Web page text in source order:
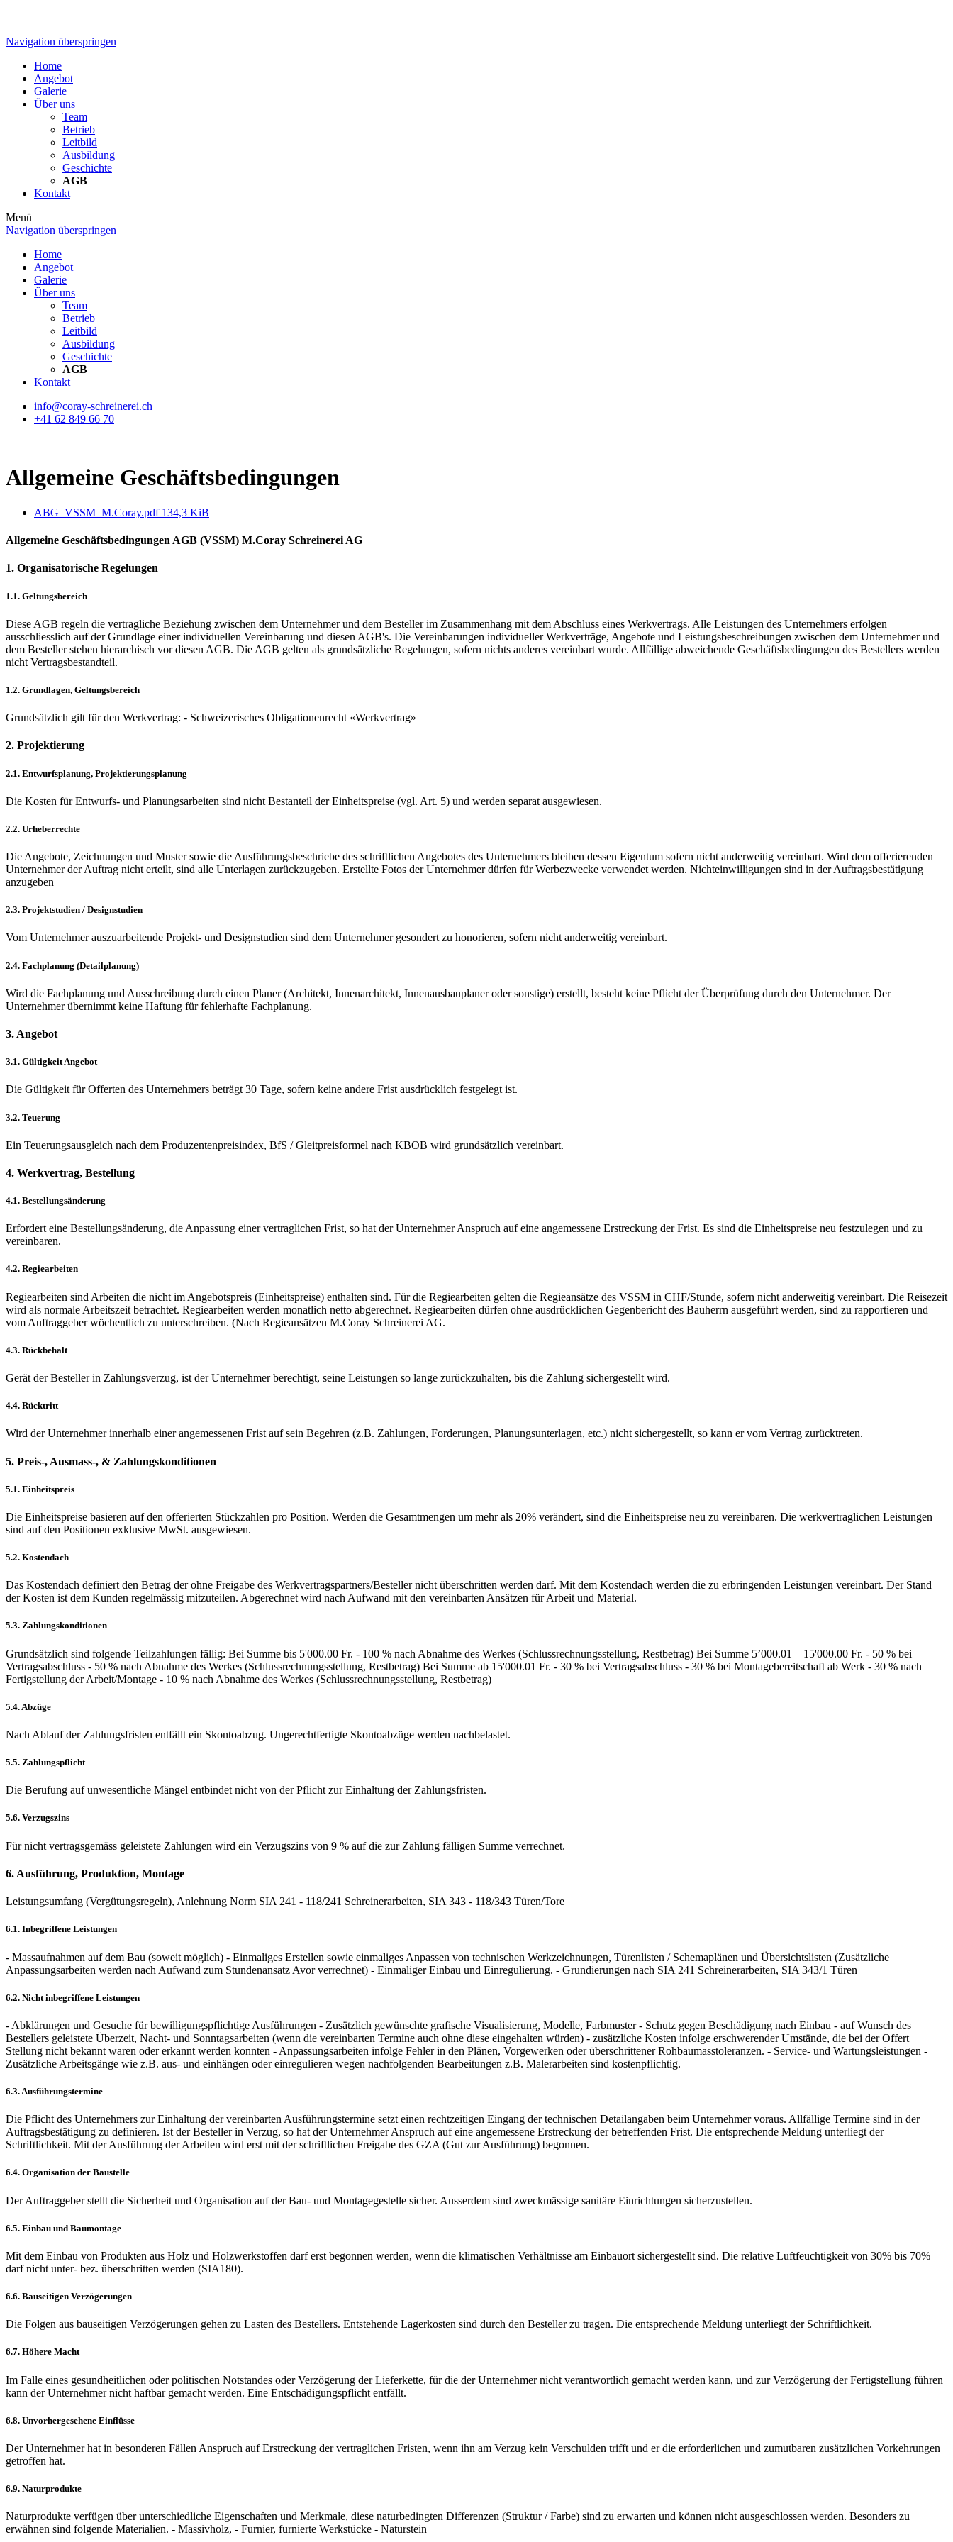
Navigation überspringen
Home
Angebot
Galerie
Über uns
Team
Betrieb
Leitbild
Ausbildung
Geschichte
AGB
Kontakt
Menü
Navigation überspringen
Home
Angebot
Galerie
Über uns
Team
Betrieb
Leitbild
Ausbildung
Geschichte
AGB
Kontakt
info@coray-schreinerei.ch
+41 62 849 66 70
Allgemeine Geschäftsbedingungen
ABG_VSSM_M.Coray.pdf 134,3 KiB
Allgemeine Geschäftsbedingungen AGB (VSSM) M.Coray Schreinerei AG
1. Organisatorische Regelungen
1.1. Geltungsbereich
Diese AGB regeln die vertragliche Beziehung zwischen dem Unternehmer und dem Besteller im Zusammenhang mit dem Abschluss eines Werkvertrags. Alle Leistungen des Unternehmers erfolgen
ausschliesslich auf der Grundlage einer individuellen Vereinbarung und diesen AGB's. Die Vereinbarungen individueller Werkverträge, Angebote und Leistungsbeschreibungen zwischen dem Unternehmer und
dem Besteller stehen hierarchisch vor diesen AGB. Die AGB gelten als grundsätzliche Regelungen, sofern nichts anderes vereinbart wurde. Allfällige abweichende Geschäftsbedingungen des Bestellers werden
nicht Vertragsbestandteil.
1.2. Grundlagen, Geltungsbereich
Grundsätzlich gilt für den Werkvertrag: - Schweizerisches Obligationenrecht «Werkvertrag»
2. Projektierung
2.1. Entwurfsplanung, Projektierungsplanung
Die Kosten für Entwurfs- und Planungsarbeiten sind nicht Bestanteil der Einheitspreise (vgl. Art. 5) und werden separat ausgewiesen.
2.2. Urheberrechte
Die Angebote, Zeichnungen und Muster sowie die Ausführungsbeschriebe des schriftlichen Angebotes des Unternehmers bleiben dessen Eigentum sofern nicht anderweitig vereinbart. Wird dem offerierenden
Unternehmer der Auftrag nicht erteilt, sind alle Unterlagen zurückzugeben. Erstellte Fotos der Unternehmer dürfen für Werbezwecke verwendet werden. Nichteinwilligungen sind in der Auftragsbestätigung
anzugeben
2.3. Projektstudien / Designstudien
Vom Unternehmer auszuarbeitende Projekt- und Designstudien sind dem Unternehmer gesondert zu honorieren, sofern nicht anderweitig vereinbart.
2.4. Fachplanung (Detailplanung)
Wird die Fachplanung und Ausschreibung durch einen Planer (Architekt, Innenarchitekt, Innenausbauplaner oder sonstige) erstellt, besteht keine Pflicht der Überprüfung durch den Unternehmer. Der
Unternehmer übernimmt keine Haftung für fehlerhafte Fachplanung.
3. Angebot
3.1. Gültigkeit Angebot
Die Gültigkeit für Offerten des Unternehmers beträgt 30 Tage, sofern keine andere Frist ausdrücklich festgelegt ist.
3.2. Teuerung
Ein Teuerungsausgleich nach dem Produzentenpreisindex, BfS / Gleitpreisformel nach KBOB wird grundsätzlich vereinbart.
4. Werkvertrag, Bestellung
4.1. Bestellungsänderung
Erfordert eine Bestellungsänderung, die Anpassung einer vertraglichen Frist, so hat der Unternehmer Anspruch auf eine angemessene Erstreckung der Frist. Es sind die Einheitspreise neu festzulegen und zu
vereinbaren.
4.2. Regiearbeiten
Regiearbeiten sind Arbeiten die nicht im Angebotspreis (Einheitspreise) enthalten sind. Für die Regiearbeiten gelten die Regieansätze des VSSM in CHF/Stunde, sofern nicht anderweitig vereinbart. Die Reisezeit
wird als normale Arbeitszeit betrachtet. Regiearbeiten werden monatlich netto abgerechnet. Regiearbeiten dürfen ohne ausdrücklichen Gegenbericht des Bauherrn ausgeführt werden, sind zu rapportieren und
vom Auftraggeber wöchentlich zu unterschreiben. (Nach Regieansätzen M.Coray Schreinerei AG.
4.3. Rückbehalt
Gerät der Besteller in Zahlungsverzug, ist der Unternehmer berechtigt, seine Leistungen so lange zurückzuhalten, bis die Zahlung sichergestellt wird.
4.4. Rücktritt
Wird der Unternehmer innerhalb einer angemessenen Frist auf sein Begehren (z.B. Zahlungen, Forderungen, Planungsunterlagen, etc.) nicht sichergestellt, so kann er vom Vertrag zurücktreten.
5. Preis-, Ausmass-, & Zahlungskonditionen
5.1. Einheitspreis
Die Einheitspreise basieren auf den offerierten Stückzahlen pro Position. Werden die Gesamtmengen um mehr als 20% verändert, sind die Einheitspreise neu zu vereinbaren. Die werkvertraglichen Leistungen
sind auf den Positionen exklusive MwSt. ausgewiesen.
5.2. Kostendach
Das Kostendach definiert den Betrag der ohne Freigabe des Werkvertragspartners/Besteller nicht überschritten werden darf. Mit dem Kostendach werden die zu erbringenden Leistungen vereinbart. Der Stand
der Kosten ist dem Kunden regelmässig mitzuteilen. Abgerechnet wird nach Aufwand mit den vereinbarten Ansätzen für Arbeit und Material.
5.3. Zahlungskonditionen
Grundsätzlich sind folgende Teilzahlungen fällig: Bei Summe bis 5'000.00 Fr. - 100 % nach Abnahme des Werkes (Schlussrechnungsstellung, Restbetrag) Bei Summe 5’000.01 – 15'000.00 Fr. - 50 % bei
Vertragsabschluss - 50 % nach Abnahme des Werkes (Schlussrechnungsstellung, Restbetrag) Bei Summe ab 15'000.01 Fr. - 30 % bei Vertragsabschluss - 30 % bei Montagebereitschaft ab Werk - 30 % nach
Fertigstellung der Arbeit/Montage - 10 % nach Abnahme des Werkes (Schlussrechnungsstellung, Restbetrag)
5.4. Abzüge
Nach Ablauf der Zahlungsfristen entfällt ein Skontoabzug. Ungerechtfertigte Skontoabzüge werden nachbelastet.
5.5. Zahlungspflicht
Die Berufung auf unwesentliche Mängel entbindet nicht von der Pflicht zur Einhaltung der Zahlungsfristen.
5.6. Verzugszins
Für nicht vertragsgemäss geleistete Zahlungen wird ein Verzugszins von 9 % auf die zur Zahlung fälligen Summe verrechnet.
6. Ausführung, Produktion, Montage
Leistungsumfang (Vergütungsregeln), Anlehnung Norm SIA 241 - 118/241 Schreinerarbeiten, SIA 343 - 118/343 Türen/Tore
6.1. Inbegriffene Leistungen
- Massaufnahmen auf dem Bau (soweit möglich) - Einmaliges Erstellen sowie einmaliges Anpassen von technischen Werkzeichnungen, Türenlisten / Schemaplänen und Übersichtslisten (Zusätzliche
Anpassungsarbeiten werden nach Aufwand zum Stundenansatz Avor verrechnet) - Einmaliger Einbau und Einregulierung. - Grundierungen nach SIA 241 Schreinerarbeiten, SIA 343/1 Türen
6.2. Nicht inbegriffene Leistungen
- Abklärungen und Gesuche für bewilligungspflichtige Ausführungen - Zusätzlich gewünschte grafische Visualisierung, Modelle, Farbmuster - Schutz gegen Beschädigung nach Einbau - auf Wunsch des
Bestellers geleistete Überzeit, Nacht- und Sonntagsarbeiten (wenn die vereinbarten Termine auch ohne diese eingehalten würden) - zusätzliche Kosten infolge erschwerender Umstände, die bei der Offert
Stellung nicht bekannt waren oder erkannt werden konnten - Anpassungsarbeiten infolge Fehler in den Plänen, Vorgewerken oder überschrittener Rohbaumasstoleranzen. - Service- und Wartungsleistungen -
Zusätzliche Arbeitsgänge wie z.B. aus- und einhängen oder einregulieren wegen nachfolgenden Bearbeitungen z.B. Malerarbeiten sind kostenpflichtig.
6.3. Ausführungstermine
Die Pflicht des Unternehmers zur Einhaltung der vereinbarten Ausführungstermine setzt einen rechtzeitigen Eingang der technischen Detailangaben beim Unternehmer voraus. Allfällige Termine sind in der
Auftragsbestätigung zu definieren. Ist der Besteller in Verzug, so hat der Unternehmer Anspruch auf eine angemessene Erstreckung der betreffenden Frist. Die entsprechende Meldung unterliegt der
Schriftlichkeit. Mit der Ausführung der Arbeiten wird erst mit der schriftlichen Freigabe des GZA (Gut zur Ausführung) begonnen.
6.4. Organisation der Baustelle
Der Auftraggeber stellt die Sicherheit und Organisation auf der Bau- und Montagegestelle sicher. Ausserdem sind zweckmässige sanitäre Einrichtungen sicherzustellen.
6.5. Einbau und Baumontage
Mit dem Einbau von Produkten aus Holz und Holzwerkstoffen darf erst begonnen werden, wenn die klimatischen Verhältnisse am Einbauort sichergestellt sind. Die relative Luftfeuchtigkeit von 30% bis 70%
darf nicht unter- bez. überschritten werden (SIA180).
6.6. Bauseitigen Verzögerungen
Die Folgen aus bauseitigen Verzögerungen gehen zu Lasten des Bestellers. Entstehende Lagerkosten sind durch den Besteller zu tragen. Die entsprechende Meldung unterliegt der Schriftlichkeit.
6.7. Höhere Macht
Im Falle eines gesundheitlichen oder politischen Notstandes oder Verzögerung der Lieferkette, für die der Unternehmer nicht verantwortlich gemacht werden kann, und zur Verzögerung der Fertigstellung führen
kann der Unternehmer nicht haftbar gemacht werden. Eine Entschädigungspflicht entfällt.
6.8. Unvorhergesehene Einflüsse
Der Unternehmer hat in besonderen Fällen Anspruch auf Erstreckung der vertraglichen Fristen, wenn ihn am Verzug kein Verschulden trifft und er die erforderlichen und zumutbaren zusätzlichen Vorkehrungen
getroffen hat.
6.9. Naturprodukte
Naturprodukte verfügen über unterschiedliche Eigenschaften und Merkmale, diese naturbedingten Differenzen (Struktur / Farbe) sind zu erwarten und können nicht ausgeschlossen werden. Besonders zu
erwähnen sind folgende Materialien. - Massivholz, - Furnier, furnierte Werkstücke - Naturstein